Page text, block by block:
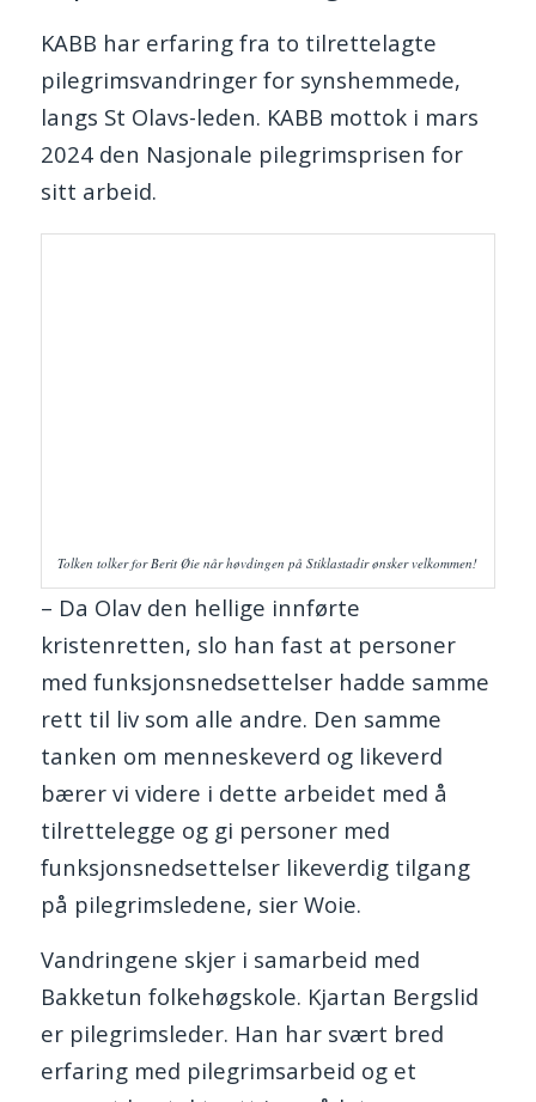
KABB har erfaring fra to tilrettelagte
pilegrimsvandringer for synshemmede,
langs St Olavs-leden. KABB mottok i mars
2024 den Nasjonale pilegrimsprisen for
sitt arbeid.
Tolken tolker for Berit Øie når høvdingen på Stiklastadir ønsker velkommen!
– Da Olav den hellige innførte
kristenretten, slo han fast at personer
med funksjonsnedsettelser hadde samme
rett til liv som alle andre. Den samme
tanken om menneskeverd og likeverd
bærer vi videre i dette arbeidet med å
tilrettelegge og gi personer med
funksjonsnedsettelser likeverdig tilgang
på pilegrimsledene, sier Woie.
Vandringene skjer i samarbeid med
Bakketun folkehøgskole. Kjartan Bergslid
er pilegrimsleder. Han har svært bred
erfaring med pilegrimsarbeid og et